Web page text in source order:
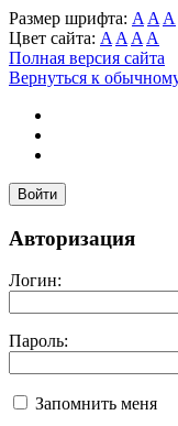
Размер шрифта: A A A
Цвет сайта: A A A A
Полная версия сайта
Вернуться к
Войти
Авторизация
Логин:
Пароль:
Запомнить меня